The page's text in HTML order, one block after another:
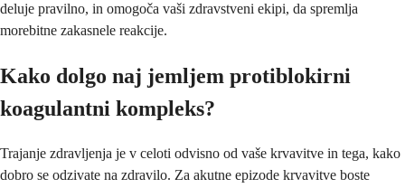
deluje pravilno, in omogoča vaši zdravstveni ekipi, da spremlja
morebitne zakasnele reakcije.
Kako dolgo naj jemljem protiblokirni
koagulantni kompleks?
Trajanje zdravljenja je v celoti odvisno od vaše krvavitve in tega, kako
dobro se odzivate na zdravilo. Za akutne epizode krvavitve boste